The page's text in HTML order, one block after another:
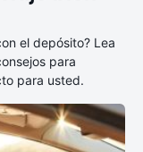
el depósito? Lea
para
para usted.